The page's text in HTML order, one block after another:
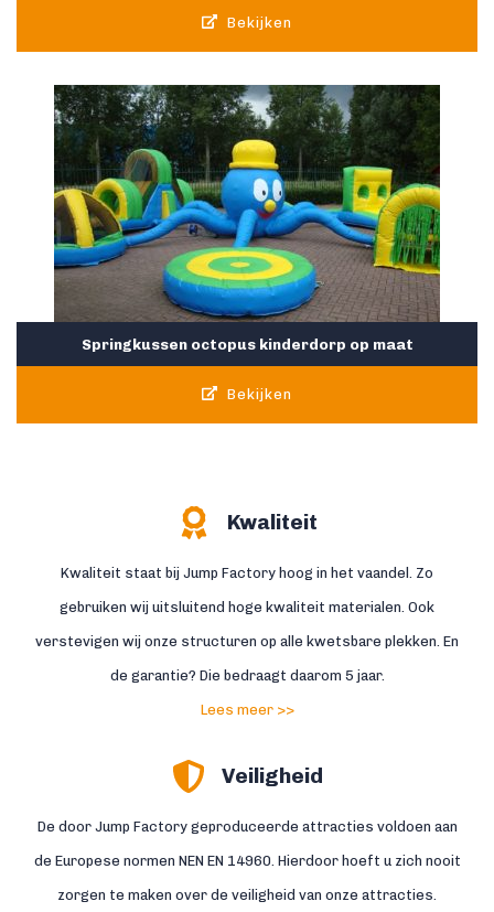
Bekijken
Springkussen octopus kinderdorp op maat
Bekijken
Kwaliteit
Kwaliteit staat bij Jump Factory hoog in het vaandel. Zo
gebruiken wij uitsluitend hoge kwaliteit materialen. Ook
verstevigen wij onze structuren op alle kwetsbare plekken. En
de garantie? Die bedraagt daarom 5 jaar.
Lees meer >>
Veiligheid
De door Jump Factory geproduceerde attracties voldoen aan
de Europese normen NEN EN 14960. Hierdoor hoeft u zich nooit
zorgen te maken over de veiligheid van onze attracties.